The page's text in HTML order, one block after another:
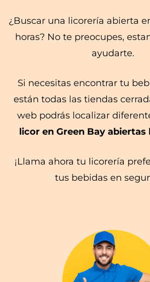
¿Buscar una licorería abierta
horas? No te preocupes,
ayudarte.
Si necesitas encontrar tu
están todas las tiendas
web podrás localizar
licor en Green Bay abiertas
¡Llama ahora tu licorería
tus bebidas en